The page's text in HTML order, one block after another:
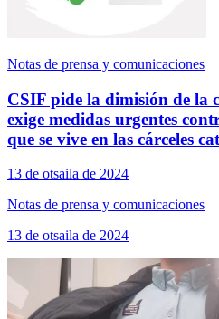
Notas de prensa y comunicaciones
CSIF pide la dimisión de la
exige medidas urgentes
que se vive en las cárceles
13 de otsaila de 2024
Notas de prensa y comunicaciones
13 de otsaila de 2024